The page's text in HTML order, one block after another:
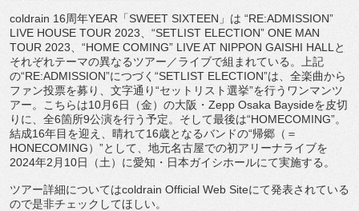
coldrain 16周年YEAR 「SWEET SIXTEEN 」は “RE:ADMISSION”
LIVE HOUSE TOUR 2023
“SETLIST ELECTION” ONE MAN
TOUR 2023
“HOME COMING” LIVE AT NIPPON GAISHI HALL と
それぞれテーマの異なるツアー／ライブで組まれている。上記
の“RE:ADMISSION”につづく “SETLIST ELECTION”は、全楽曲から
ファン投票を募り、文字通り“セットリスト選挙”を行うワンマンツ
アー。こちらは10月6日（金）の大阪・ Zepp Osaka Baysideを皮切
りに、全6箇所9公演を行う予定。 そして最後は“HOMECOMING”。
結成16年目を迎え、 晴れて16歳となるバンドの“帰郷（＝
HONECOMING） ”として、地元名古屋での初アリーナライブを
2024年2 月 10日 （土）に愛知・日本ガイシホールにて実施する。
ツアー詳細についてはcoldrain Official Web Siteにて発表されている
ので是非チェックしてほしい。